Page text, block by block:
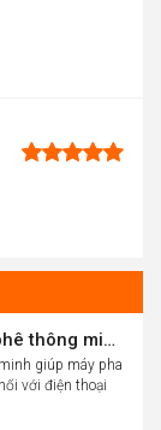
Saeco Pro.Up – Điều khiển máy pha cà phê thông minh Saeco Royal & Magic bằng điện thoại
giúp máy pha
với điện thoại